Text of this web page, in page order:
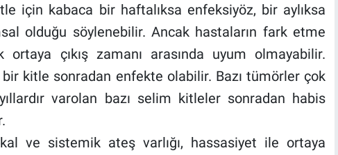
için kabaca bir haftalıksa enfeksiyöz, bir aylıksa
olduğu söylenebilir. Ancak hastaların fark etme
çıkış zamanı arasında uyum olmayabilir.
bir kitle sonradan enfekte olabilir. Bazı tümörler çok
varolan bazı selim kitleler sonradan habis
ve sistemik ateş varlığı, hassasiyet ile ortaya